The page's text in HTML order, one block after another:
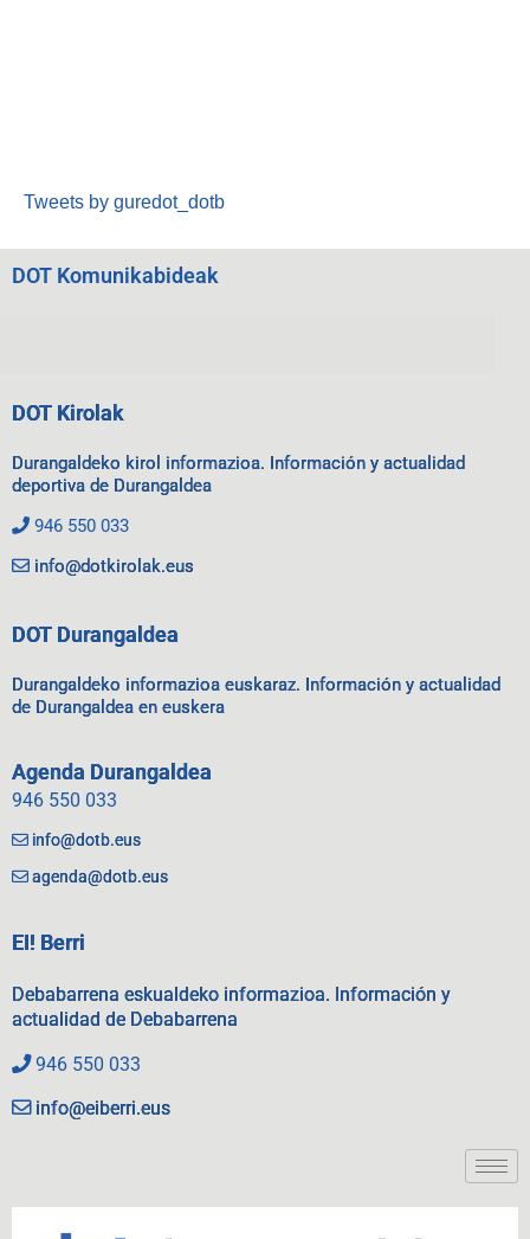
Tweets by guredot_dotb
DOT Komunikabideak
DOT Kirolak
Durangaldeko kirol informazioa. Información y actualidad
deportiva de Durangaldea
946 550 033
info@dotkirolak.eus
DOT Durangaldea
Durangaldeko informazioa euskaraz. Información y actualidad
de Durangaldea en euskera
Agenda Durangaldea
946 550 033
info@dotb.eus
agenda@dotb.eus
EI! Berri
Debabarrena eskualdeko informazioa. Información y
actualidad de Debabarrena
946 550 033
info@eiberri.eus